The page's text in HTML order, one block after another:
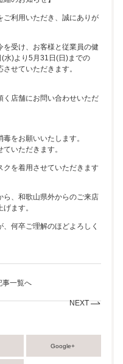
ご利用いただき、誠にありが
を受け、お客様と従業員の健
水)より5月31日(日)までの
せていただきます。
店舗にお問い合わせいただ
をお願いいたします。
いただきます。
クを着用させていただきます
、和歌山県外からのご来店
ます。
何卒ご理解のほどよろしく
事一覧へ
NEXT
Google+